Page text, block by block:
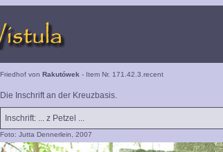
Friedhof von Rakutówek - Item Nr. 171.42.3.recent
Die Inschrift an der Kreuzbasis.
Inschrift: ... z Petzel ...
Foto: Jutta Dennerlein, 2007